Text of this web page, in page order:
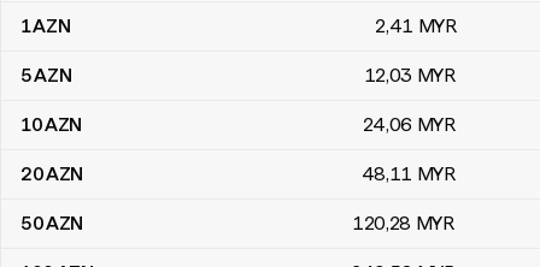
Tabela przeliczeń manata azerskiego na ringgita malezyjskiego
1AZN 2,41 MYR
5AZN 12,03 MYR
10AZN 24,06 MYR
20AZN 48,11 MYR
50AZN 120,28 MYR